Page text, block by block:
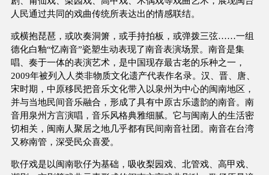
人民通过共同的戏曲传统所表达出的情感联结。
或横抱琵琶，或吹奏洞箫，或手持拍板，或弹拨三弦……一组
德化白釉“忆南音”瓷塑生动表现了南音表演场景。南音是集
唱、奏于一体的表演艺术，是中国现存最古老的乐种之一，
2009年被列入人类非物质文化遗产代表作名录。汉、晋、唐、
宋时期，中原移民把音乐文化带入以泉州为中心的闽南地区，
并与当地民间音乐融合，形成了具有中原古乐遗韵的南音。南
音用泉州方言演唱，音乐风格典雅细腻。它与闽南人的生活密
切相关，闽南人聚居之地几乎都有民间南音社团。南音在台湾
又称南管，深受民众喜爱。
歌仔戏是以闽南歌仔为基础，吸收梨园戏、北管戏、高甲戏、